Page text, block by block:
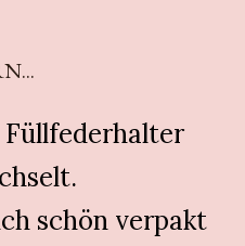
Füllfederhalter
schön verpakt